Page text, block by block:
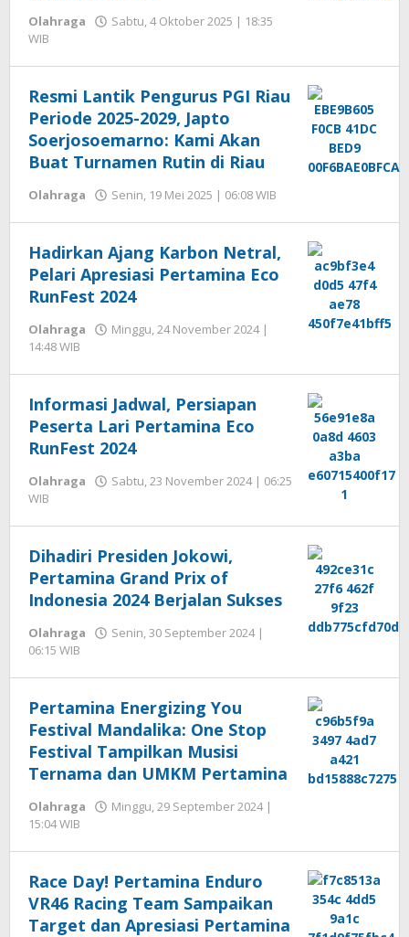
Olahraga
Sabtu, 4 Oktober 2025 | 18:35
WIB
Resmi Lantik Pengurus PGI Riau
Periode 2025-2029, Japto
Soerjosoemarno: Kami Akan
Buat Turnamen Rutin di Riau
Olahraga Senin, 19 Mei 2025 | 06:08 WIB
Seprihadi
Hadirkan Ajang Karbon Netral,
Pelari Apresiasi Pertamina Eco
RunFest 2024
Olahraga
Minggu, 24 November 2024 |
14:48 WIB
Seprihadi
Informasi Jadwal, Persiapan
Peserta Lari Pertamina Eco
RunFest 2024
Olahraga
Sabtu, 23 November 2024 | 06:25
WIB
Seprihadi
Dihadiri Presiden Jokowi,
Pertamina Grand Prix of
Indonesia 2024 Berjalan Sukses
Olahraga
Senin, 30 September 2024 |
06:15 WIB
Seprihadi
Pertamina Energizing You
Festival Mandalika: One Stop
Festival Tampilkan Musisi
Ternama dan UMKM Pertamina
Olahraga
Minggu, 29 September 2024 |
15:04 WIB
Seprihadi
Race Day! Pertamina Enduro
VR46 Racing Team Sampaikan
Target dan Apresiasi Pertamina